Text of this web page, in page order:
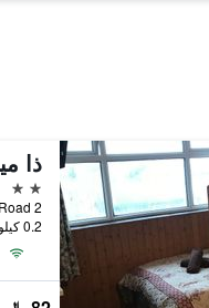
ذا
2 نجمتين
2 Charnley Road, بلاكبول, المملكة المتحدة
0.2 كيلومتر عن وسط المدينة